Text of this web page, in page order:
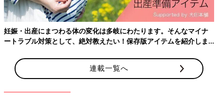
100円ショップで買うもの、ドラッグストアなどで買ったほうが
いいものを分けてリスト化しています。例えば、食品の保存袋
は、100円ショップで購入、掃除用のシートなどはドラッグスト
アで購入といったように商品を吟味して分けています。
そして、余計なものを買わないためのポイントは、生活の中で必
要なものを見つけてから購入することです。お店の中で必要なも
のを探してしまうと、使わないものまで購入してしまうからで
す。結局、あれもこれもと、予定外のものまで購入してしまうこ
妊娠・出産にまつわる体の変化は多岐にわたります。そんなマイナ
ートラブル対策として、絶対教えたい！保存版アイテムを紹介しま
連載一覧へ